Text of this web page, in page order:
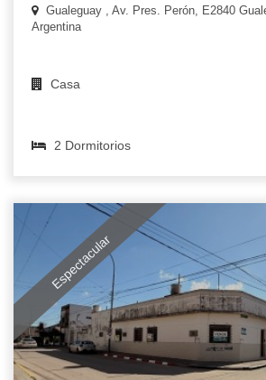
Gualeguay , Av. Pres. Perón, E2840
Argentina
Casa
2 Dormitorios
Espectacular